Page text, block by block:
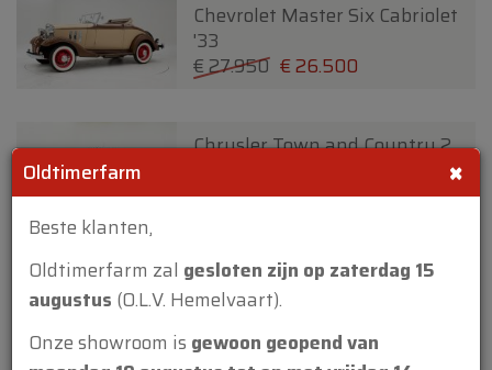
Chevrolet Master Six Cabriolet
'33
€ 27.950 € 26.500
Chrysler Town and Country 2
€ 59.950
Chrysler Wimbledon Six 3
Position DHC By Carlton '37
×
Oldtimerfarm
Beste klanten,
Oldtimerfarm zal gesloten zijn op zaterdag 15
augustus (O.L.V. Hemelvaart).
Onze showroom is gewoon geopend van